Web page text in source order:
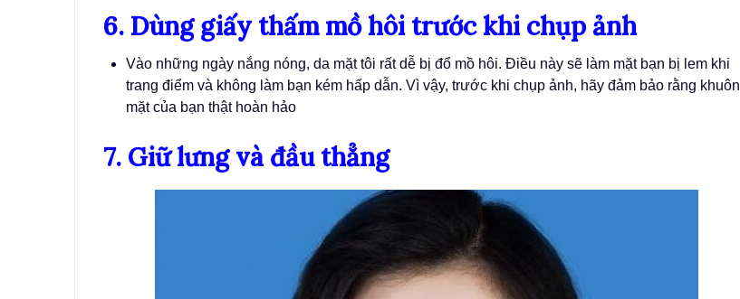
6. Dùng giấy thấm mồ hôi trước khi chụp ảnh
Vào những ngày nắng nóng, da mặt tôi rất dễ bị đổ mồ hôi. Điều này sẽ làm mặt bạn bị lem khi
trang điểm và không làm bạn kém hấp dẫn. Vì vậy, trước khi chụp ảnh, hãy đảm bảo rằng khuôn
mặt của bạn thật hoàn hảo
7. Giữ lưng và đầu thẳng